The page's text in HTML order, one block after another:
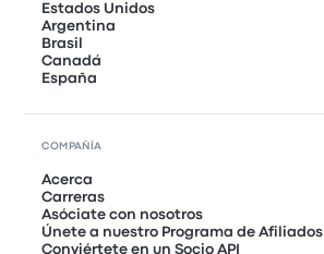
Estados Unidos
Argentina
Brasil
Canadá
España
COMPAÑÍA
Acerca
Carreras
Asóciate con nosotros
Únete a nuestro Programa de Afiliados
Conviértete en un Socio API